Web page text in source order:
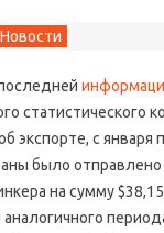
Новости
статистического
экспорте, с января
было отправлено
на сумму